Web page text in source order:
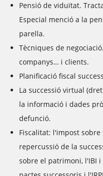
Pensió de viduïtat.
Especial menció a la
parella.
Tècniques de
companys… i clients.
Planificació fiscal
La successió virtual
la informació i dades
defunció.
Fiscalitat: l'impost
repercussió de la
sobre el patrimoni, l'IBI i